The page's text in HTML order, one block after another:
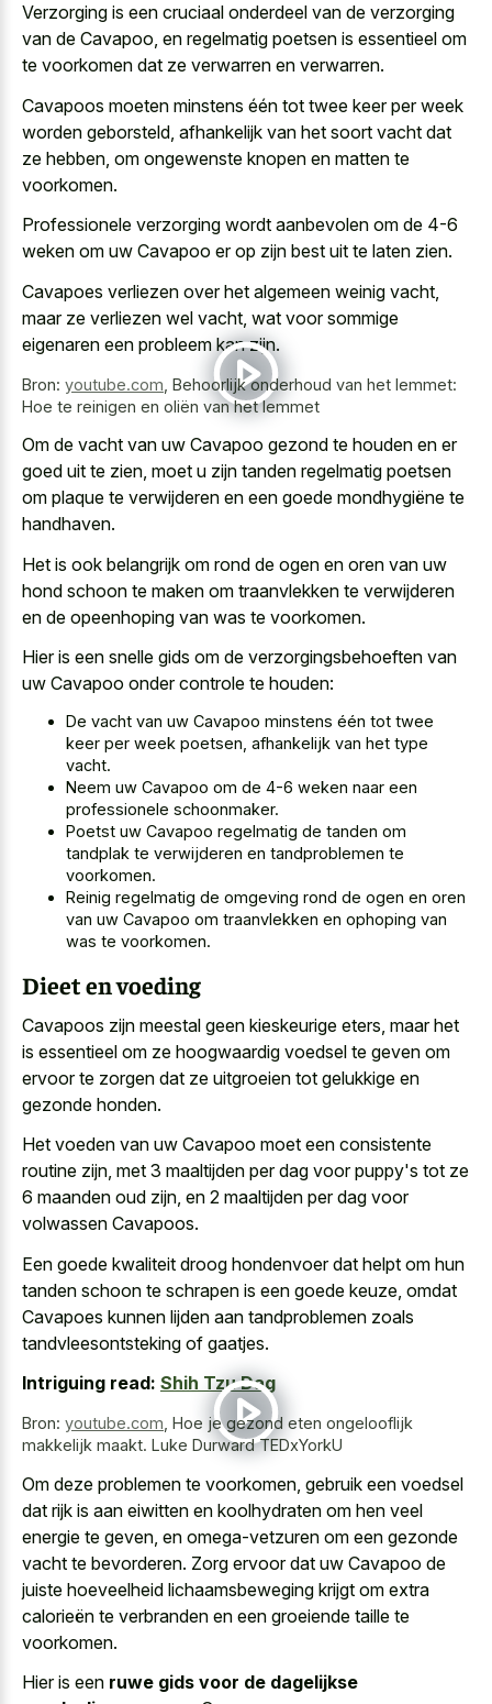
Verzorging is een cruciaal onderdeel van de verzorging
van de Cavapoo, en regelmatig poetsen is essentieel om
te voorkomen dat ze verwarren en verwarren.
Cavapoos moeten minstens één tot twee keer per week
worden geborsteld, afhankelijk van het soort vacht dat
ze hebben, om ongewenste knopen en matten te
voorkomen.
Professionele verzorging wordt aanbevolen om de 4-6
weken om uw Cavapoo er op zijn best uit te laten zien.
Cavapoes verliezen over het algemeen weinig vacht,
maar ze verliezen wel vacht, wat voor sommige
eigenaren een probleem kan zijn.
Bron: youtube.com Behoorlijk onderhoud van het lemmet:
Hoe te reinigen en oliën van het lemmet
Om de vacht van uw Cavapoo gezond te houden en er
goed uit te zien, moet u zijn tanden regelmatig poetsen
om plaque te verwijderen en een goede mondhygiëne te
handhaven.
Het is ook belangrijk om rond de ogen en oren van uw
hond schoon te maken om traanvlekken te verwijderen
en de opeenhoping van was te voorkomen.
Hier is een snelle gids om de verzorgingsbehoeften van
uw Cavapoo onder controle te houden:
De vacht van uw Cavapoo minstens één tot twee
keer per week poetsen, afhankelijk van het type
vacht.
Neem uw Cavapoo om de 4-6 weken naar een
professionele schoonmaker.
Poetst uw Cavapoo regelmatig de tanden om
tandplak te verwijderen en tandproblemen te
voorkomen.
Reinig regelmatig de omgeving rond de ogen en oren
van uw Cavapoo om traanvlekken en ophoping van
was te voorkomen.
Dieet en voeding
Cavapoos zijn meestal geen kieskeurige eters, maar het
is essentieel om ze hoogwaardig voedsel te geven om
ervoor te zorgen dat ze uitgroeien tot gelukkige en
gezonde honden.
Het voeden van uw Cavapoo moet een consistente
routine zijn, met 3 maaltijden per dag voor puppy's tot ze
6 maanden oud zijn, en 2 maaltijden per dag voor
volwassen Cavapoos.
Een goede kwaliteit droog hondenvoer dat helpt om hun
tanden schoon te schrapen is een goede keuze, omdat
Cavapoes kunnen lijden aan tandproblemen zoals
tandvleesontsteking of gaatjes.
Intriguing read: Shih Tzu Dag
Bron: youtube.com Hoe je gezond eten ongelooflijk
makkelijk maakt. Luke Durward TEDxYorkU
Om deze problemen te voorkomen, gebruik een voedsel
dat rijk is aan eiwitten en koolhydraten om hen veel
energie te geven, en omega-vetzuren om een gezonde
vacht te bevorderen. Zorg ervoor dat uw Cavapoo de
juiste hoeveelheid lichaamsbeweging krijgt om extra
calorieën te verbranden en een groeiende taille te
voorkomen.
Hier is een ruwe gids voor de dagelijkse